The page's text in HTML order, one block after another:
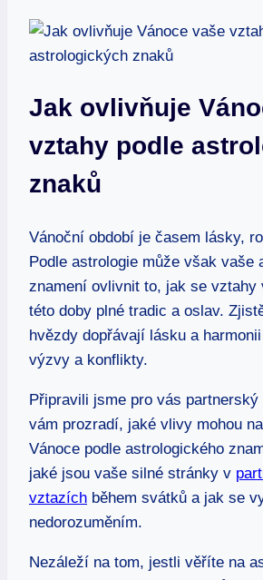
Jak ovlivňuje
vztahy podle
znaků
Vánoční⁢ období je časem ⁢lásky,​
Podle astrologie⁣ může však vaše
znamení ⁣ovlivnit to, jak ⁤se ⁢vztahy
této doby plné tradic ​a ⁢oslav.
hvězdy dopřávají lásku a
výzvy ‌a konflikty.
Připravili jsme pro ⁣vás
vám prozradí,‍ jaké vlivy mohou
Vánoce podle astrologického
jaké ‌jsou ​vaše silné ⁤stránky v ‌
vztazích během‌ svátků a jak se
nedorozuměním.
Nezáleží na tom, jestli⁣ věříte ‍na